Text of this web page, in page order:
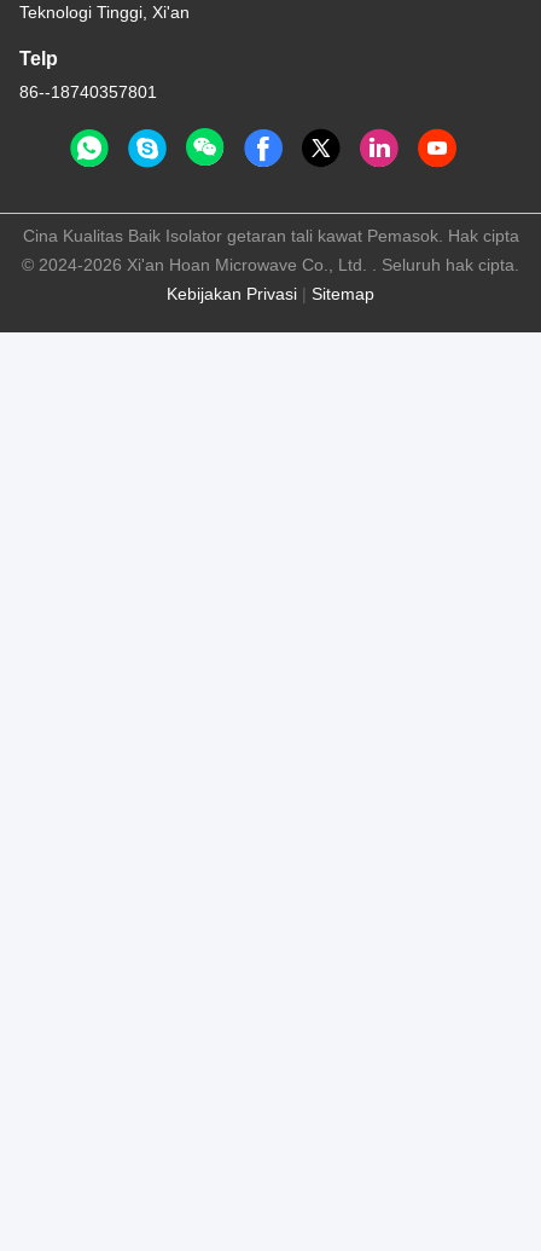
Teknologi Tinggi, Xi'an
Telp
86--18740357801
Kebijakan Privasi | Sitemap
Cina Kualitas Baik Isolator getaran tali kawat Pemasok. Hak cipta
© 2024-2026 Xi'an Hoan Microwave Co., Ltd. . Seluruh hak cipta.